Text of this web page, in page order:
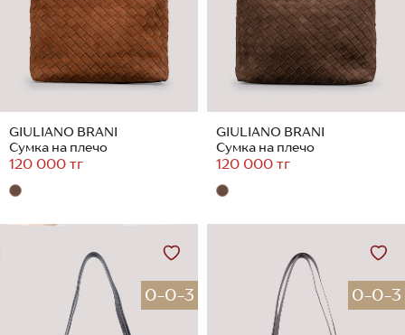
GIULIANO BRANI
Сумка на плечо
120 000 тг
GIULIANO BRANI
Сумка на плечо
120 000 тг
0-0-3 0-0-3